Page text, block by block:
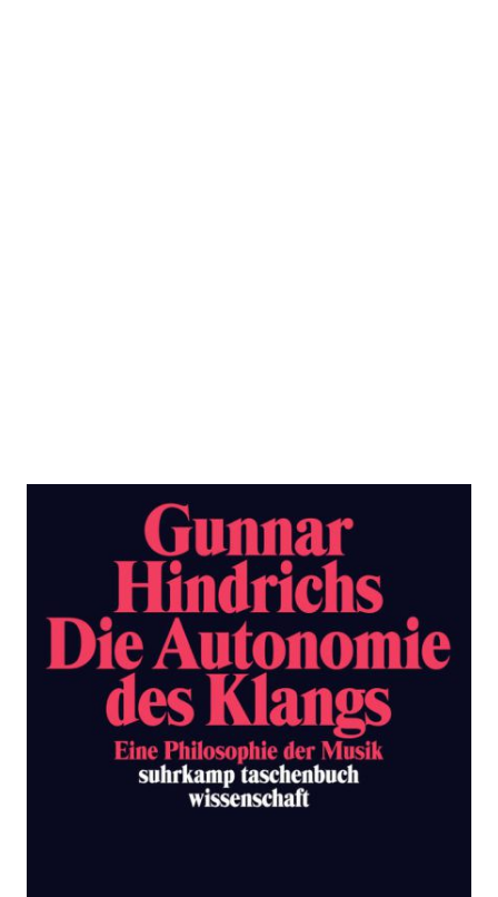
Die Autonomie des Klangs
Zur Wunschliste hinzufügen
Eine Philosophie der Musik
Hindrichs Gunnar
02.12.2013